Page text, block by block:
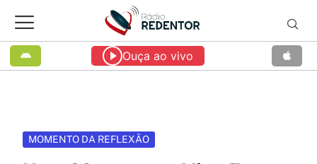
Ouça ao vivo
MOMENTO DA REFLEXÃO